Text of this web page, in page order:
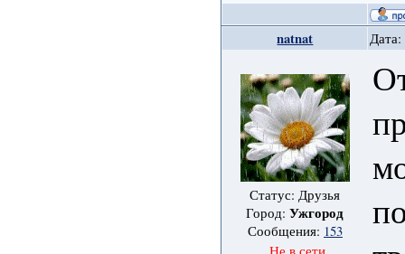
natnat Дата:
Статус: Друзья
Город:Ужгород
Сообщения: 153